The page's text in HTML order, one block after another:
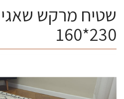
שטיח מרקש
230*160